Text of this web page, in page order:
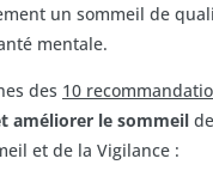
un sommeil de
mentale.
des 10
améliorer le sommeil
et de la Vigilance :